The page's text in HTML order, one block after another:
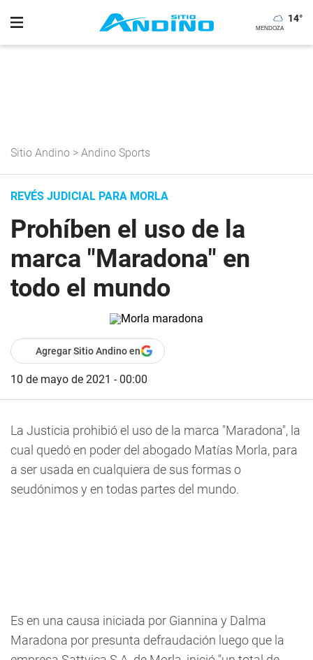
14°
Sitio Andino > Andino Sports
REVÉS JUDICIAL PARA MORLA
Prohíben el uso de la
marca "Maradona" en
todo el mundo
Agregar Sitio Andino en
10 de mayo de 2021 - 00:00
La Justicia prohibió el uso de la marca "Maradona", la
cual quedó en poder del abogado Matías Morla, para
a ser usada en cualquiera de sus formas o
seudónimos y en todas partes del mundo.
Es en una causa iniciada por Giannina y Dalma
Maradona por presunta defraudación luego que la